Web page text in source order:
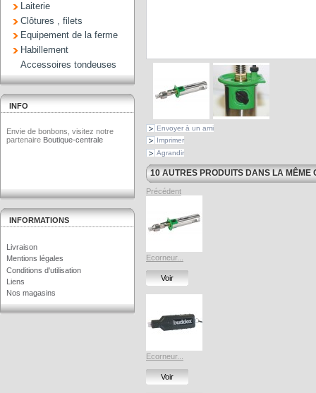
Laiterie
Clôtures , filets
Equipement de la ferme
Habillement
Accessoires tondeuses
INFO
Envie de bonbons, visitez notre
partenaireBoutique-centrale
INFORMATIONS
Livraison
Mentions légales
Conditions d'utilisation
Liens
Nos magasins
Envoyer à un ami
Imprimer
Agrandir
10 AUTRES PRODUITS DANS LA MÊME
Précédent
Ecorneur...
Voir
Ecorneur...
Voir